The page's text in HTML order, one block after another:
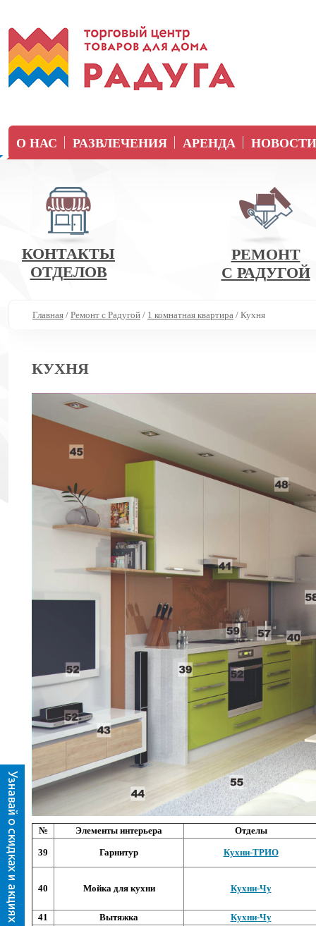
О НАС РАЗВЛЕЧЕНИЯ АРЕНДА НОВОСТИ
КОНТАКТЫ
ОТДЕЛОВ
РЕМОНТ
С РАДУГОЙ
Главная / Ремонт с Радугой / 1 комнатная квартира / Кухня
КУХНЯ
№ Элементы интерьера Отделы
39 Гарнитур Кухни-ТРИО
40 Мойка для кухни Кухни-Чу
41 Вытяжка Кухни-Чу